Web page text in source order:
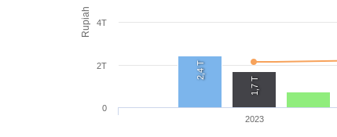
Rupiah
2,4 T
1,7 T
2023
0
2T
4T